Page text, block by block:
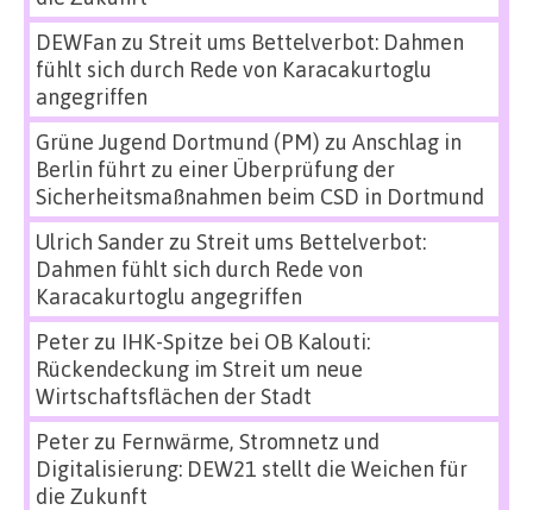
DEWFan zu Streit ums Bettelverbot: Dahmen
fühlt sich durch Rede von Karacakurtoglu
angegriffen
Grüne Jugend Dortmund (PM) zu Anschlag in
Berlin führt zu einer Überprüfung der
Sicherheitsmaßnahmen beim CSD in Dortmund
Ulrich Sanderzu Streit ums Bettelverbot:
Dahmen fühlt sich durch Rede von
Karacakurtoglu angegriffen
Peterzu IHK-Spitze bei OB Kalouti:
Rückendeckung im Streit um neue
Wirtschaftsflächen der Stadt
Peterzu Fernwärme, Stromnetz und
Digitalisierung: DEW21 stellt die Weichen für
die Zukunft